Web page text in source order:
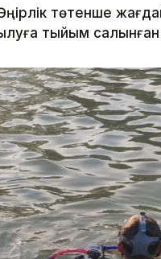
төтенше
тыйым салынған